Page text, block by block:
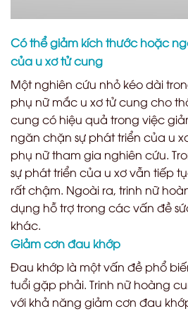
Có thể giảm kích thước hoặc
của u xơ tử cung
Một nghiên cứu nhỏ kéo dài
phụ nữ mắc u xơ tử cung cho
cung có hiệu quả trong việc
ngăn chặn sự phát triển của u
phụ nữ tham gia nghiên cứu.
sự phát triển của u xơ vẫn tiếp
rất chậm. Ngoài ra, trinh nữ
dụng hỗ trợ trong các vấn đề
khác.
Giảm cơn đau khớp
Đau khớp là một vấn đề phổ
tuổi gặp phải. Trinh nữ hoàng
với khả năng giảm cơn đau